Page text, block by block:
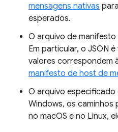
mensagens nativas
esperados.
O arquivo de
Em particular, o JSON
valores correspondem
manifesto de host de
O arquivo especificado
Windows, os caminhos
no macOS e no Linux,